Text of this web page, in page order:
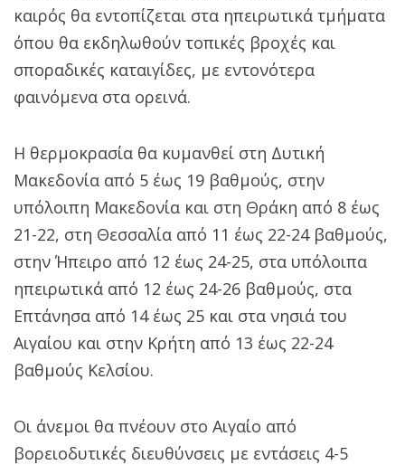
καιρός θα εντοπίζεται στα ηπειρωτικά τμήματα
όπου θα εκδηλωθούν τοπικές βροχές και
σποραδικές καταιγίδες, με εντονότερα
φαινόμενα στα ορεινά.
Η θερμοκρασία θα κυμανθεί στη Δυτική
Μακεδονία από 5 έως 19 βαθμούς, στην
υπόλοιπη Μακεδονία και στη Θράκη από 8 έως
21-22, στη Θεσσαλία από 11 έως 22-24 βαθμούς,
στην Ήπειρο από 12 έως 24-25, στα υπόλοιπα
ηπειρωτικά από 12 έως 24-26 βαθμούς, στα
Επτάνησα από 14 έως 25 και στα νησιά του
Αιγαίου και στην Κρήτη από 13 έως 22-24
βαθμούς Κελσίου.
Οι άνεμοι θα πνέουν στο Αιγαίο από
βορειοδυτικές διευθύνσεις με εντάσεις 4-5